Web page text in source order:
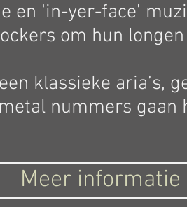
en ‘in-yer-face’
om hun
klassieke aria’s,
nummers gaan
Meer informatie